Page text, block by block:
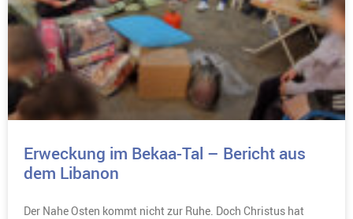
Erweckung im Bekaa-Tal – Bericht aus
dem Libanon
Der Nahe Osten kommt nicht zur Ruhe. Doch Christus hat